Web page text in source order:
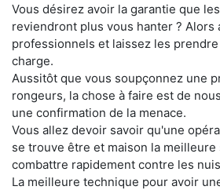
Vous désirez avoir la garantie que
reviendront plus vous hanter ? Alors
professionnels et laissez les
charge.
Aussitôt que vous soupçonnez une
rongeurs, la chose à faire est de
une confirmation de la menace.
Vous allez devoir savoir qu'une
se trouve être et maison la
combattre rapidement contre les
La meilleure technique pour avoir